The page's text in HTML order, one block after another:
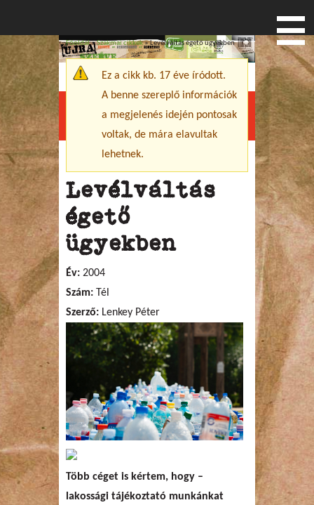
Menu
Jelenlegi hely
Főoldal»Szakmai cikkek» Levélváltás égető ügyekben
Figyelmeztető üzenet
Ez a cikk kb. 17 éve íródott.
A benne szereplő információk
a megjelenés idején pontosak
voltak, de mára elavultak
lehetnek.
Levélváltás
égető
ügyekben
Év: 2004
Szám: Tél
Szerző: Lenkey Péter
Több céget is kértem, hogy –
lakossági tájékoztató munkánkat